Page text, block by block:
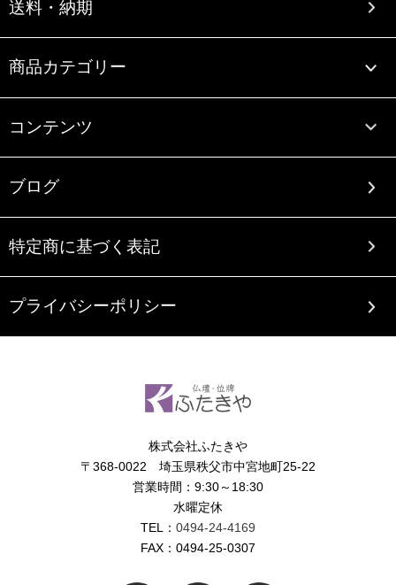
送料・納期
商品カテゴリー
コンテンツ
ブログ
特定商に基づく表記
プライバシーポリシー
株式会社ふたきや
〒368-0022 埼玉県秩父市中宮地町25-22
営業時間：9:30～18:30
水曜定休
TEL： 0494-24-4169
FAX：0494-25-0307